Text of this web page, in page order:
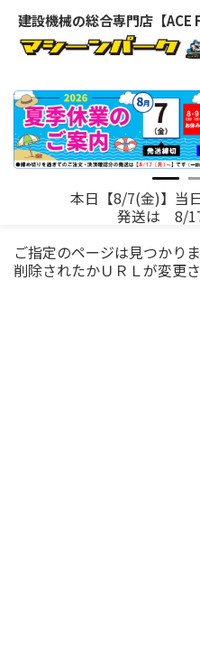
建設機械の総合専門店【ACE
本日【8/7(金)】当
発送は 8/
ご指定のページは見つかりま
削除されたかＵＲＬが変更